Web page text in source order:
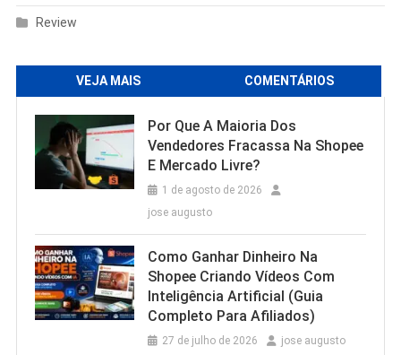
Review
VEJA MAIS COMENTÁRIOS
Por Que A Maioria Dos
Vendedores Fracassa Na Shopee
E Mercado Livre?
1 de agosto de 2026
jose augusto
Como Ganhar Dinheiro Na
Shopee Criando Vídeos Com
Inteligência Artificial (Guia
Completo Para Afiliados)
27 de julho de 2026 jose augusto